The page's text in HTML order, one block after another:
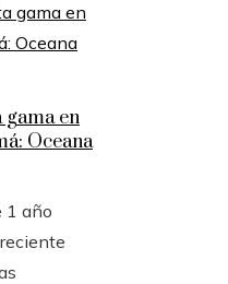
gama en
Oceana
1 año